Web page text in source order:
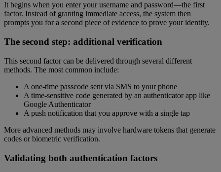
It begins when you enter your username and password—the first
factor. Instead of granting immediate access, the system then
prompts you for a second piece of evidence to prove your identity.
The second step: additional verification
This second factor can be delivered through several different
methods. The most common include:
A one-time passcode sent via SMS to your phone
A time-sensitive code generated by an authenticator app like
Google Authenticator
A push notification that you approve with a single tap
More advanced methods may involve hardware tokens that generate
codes or biometric verification.
Validating both authentication factors